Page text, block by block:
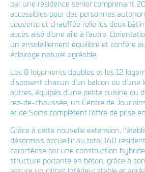
T +352
F +352
Plan
Plan
Plan
par une résidence senior comprenant
accessibles pour des personnes
couverte et chauffée relie les deux
accès aisé d’une aile à l’autre.
un ensoleillement équilibré et confère
éclairage naturel agréable.
Les 8 logements doubles et les 12
disposent chacun d’un balcon ou d’une
autres, équipés d’une petite cuisine ou
rez-de-chaussée, un Centre de Jour
et de Soins complètent l’offre de prise
Grâce à cette nouvelle extension,
désormais accueillir au total 160
caractérise par une construction
structure portante en béton, grâce à